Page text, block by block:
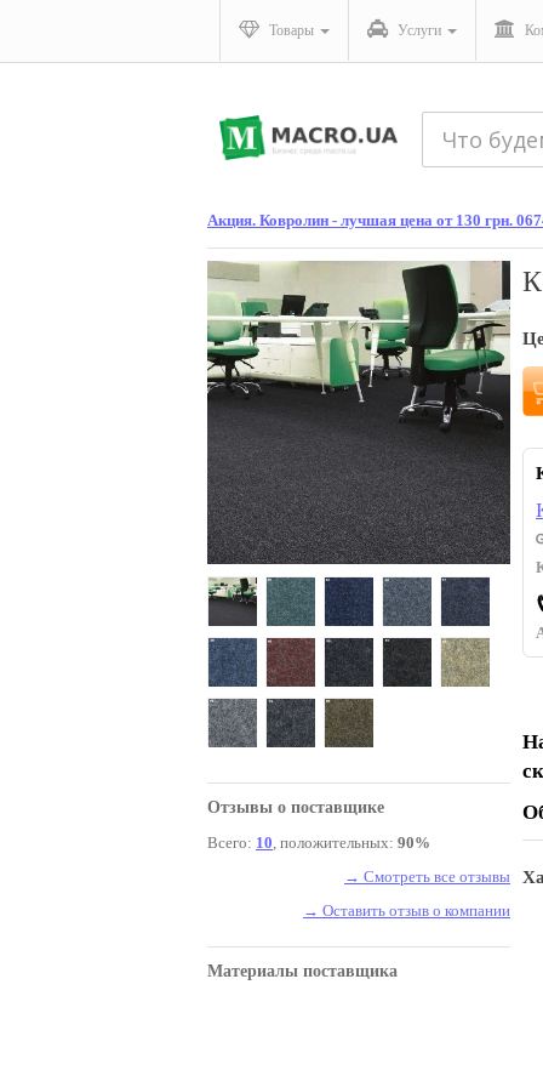
Товары Услуги
Акция. Ковролин - лучшая цена от 130 грн.
Отзывы о поставщике
Всего: 10, положительных: 90%
→ Смотреть все отзывы
→ Оставить отзыв о компании
Материалы поставщика